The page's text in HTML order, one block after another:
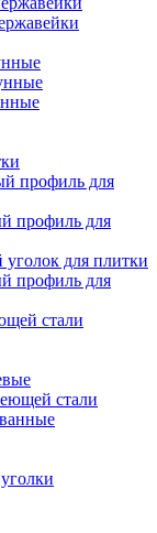
профиль для
профиль для
для плитки
профиль для
стали
стали